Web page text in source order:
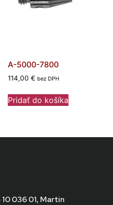
A-5000-7800
114,00 € bez DPH
Pridať do košíka
036 01, Martin